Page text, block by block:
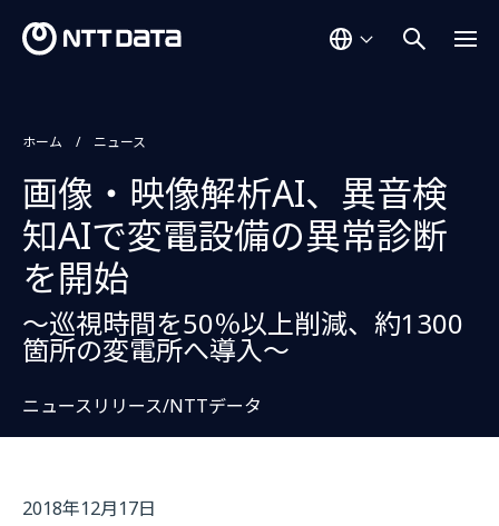
ホーム ニュース
画像・映像解析AI、異音検
知AIで変電設備の異常診断
を開始
～巡視時間を50％以上削減、約1300
箇所の変電所へ導入～
ニュースリリース/NTTデータ
2018年12月17日